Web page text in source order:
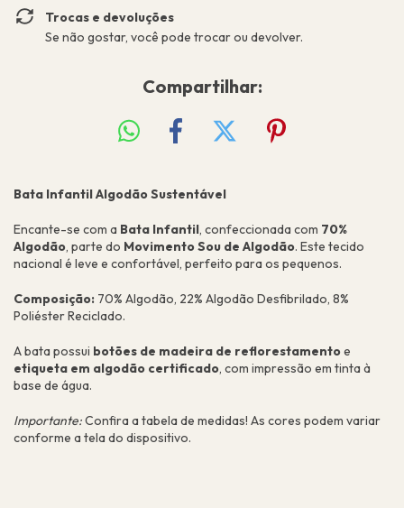
Trocas e devoluções
Se não gostar, você pode trocar ou devolver.
Compartilhar:
Bata Infantil Algodão Sustentável
Encante-se com a Bata Infantil , confeccionada com 70%
Algodão , parte do Movimento Sou de Algodão. Este tecido
nacional é leve e confortável, perfeito para os pequenos.
Composição: 70% Algodão, 22% Algodão Desfibrilado, 8%
Poliéster Reciclado.
A bata possui botões de madeira de reflorestamentoe
etiqueta em algodão certificado , com impressão em tinta à
base de água.
Importante:Confira a tabela de medidas! As cores podem variar
conforme a tela do dispositivo.